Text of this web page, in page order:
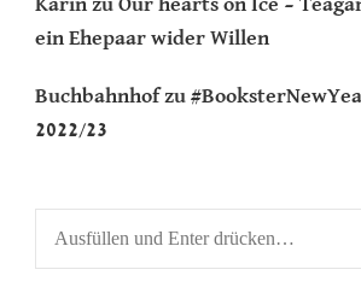
Karin zu Our hearts on Ice –
ein Ehepaar wider Willen
Buchbahnhofzu
2022/23
Suchst
du